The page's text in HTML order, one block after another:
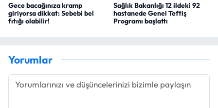
Gece bacağınıza kramp
giriyorsa dikkat: Sebebi bel
fıtığı olabilir!
Sağlık Bakanlığı 12 ildeki 92
hastanede Genel Teftiş
Programı başlattı
Yorumlar